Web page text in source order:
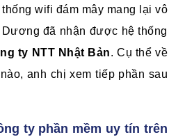
wifi đám mây mang lại vô
đã nhận được hệ thống
ty NTT Nhật Bản. Cụ thể về
anh chị xem tiếp phần sau
ty phần mềm uy tín trên